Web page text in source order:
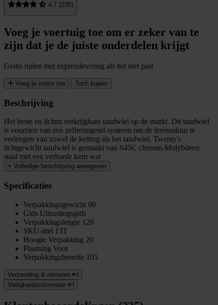
4.7 (235)
Voeg je voertuig toe om er zeker van te
zijn dat je de juiste onderdelen krijgt
Gratis ruilen met expresslevering als het niet past
Voeg je motor toe Toch kopen
Beschrijving
Het beste en lichtst verkrijgbare tandwiel op de markt. Dit tandwiel
is voorzien van een zelfreinigend systeem om de levensduur te
verlengen van zowel de ketting als het tandwiel. Twenty's
lichtgewicht tandwiel is gemaakt van S45C chroom-Molybdeen
staal met een verharde kern wat
+ Volledige beschrijving weergeven
Specificaties
Verpakkingsgewicht 90
Gids Uitrustingsgids
Verpakkingslengte 120
SKU-titel 13T
Hoogte Verpakking 20
Plaatsing Voor
Verpakkingsbreedte 105
Verzending & retouren
Veiligheidsinformatie